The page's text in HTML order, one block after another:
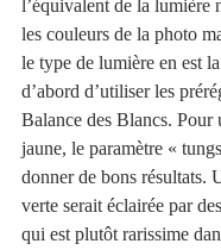
l’équivalent de la lumière
les couleurs de la photo
le type de lumière en est
d’abord d’utiliser les
Balance des Blancs. Pour
jaune, le paramètre «
donner de bons résultats.
verte serait éclairée par
qui est plutôt rarissime